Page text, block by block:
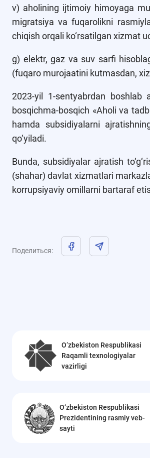
v) aholining ijtimoiy himoyaga
migratsiya va fuqarolikni
chiqish orqali ko‘rsatilgan xizmat
g) elektr, gaz va suv sarfi
(fuqaro murojaatini kutmasdan,
2023-yil 1-sentyabrdan boshlab
bosqichma-bosqich «Aholi va
hamda subsidiyalarni
qo‘yiladi.
Bunda, subsidiyalar ajratish
(shahar) davlat xizmatlari
korrupsiyaviy omillarni bartaraf
Поделиться:
O‘zbekiston Respublikasi
Raqamli texnologiyalar
vazirligi
O‘zbekiston Respublikasi
Prezidentining rasmiy veb-
sayti